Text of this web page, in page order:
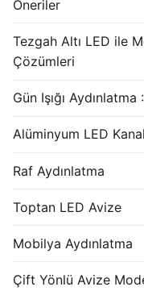
Öneriler
Tezgah Altı LED ile
Çözümleri
Gün Işığı
Alüminyum LED
Raf Aydınlatma
Toptan LED Avize
Mobilya Aydınlatma
Çift Yönlü Avize